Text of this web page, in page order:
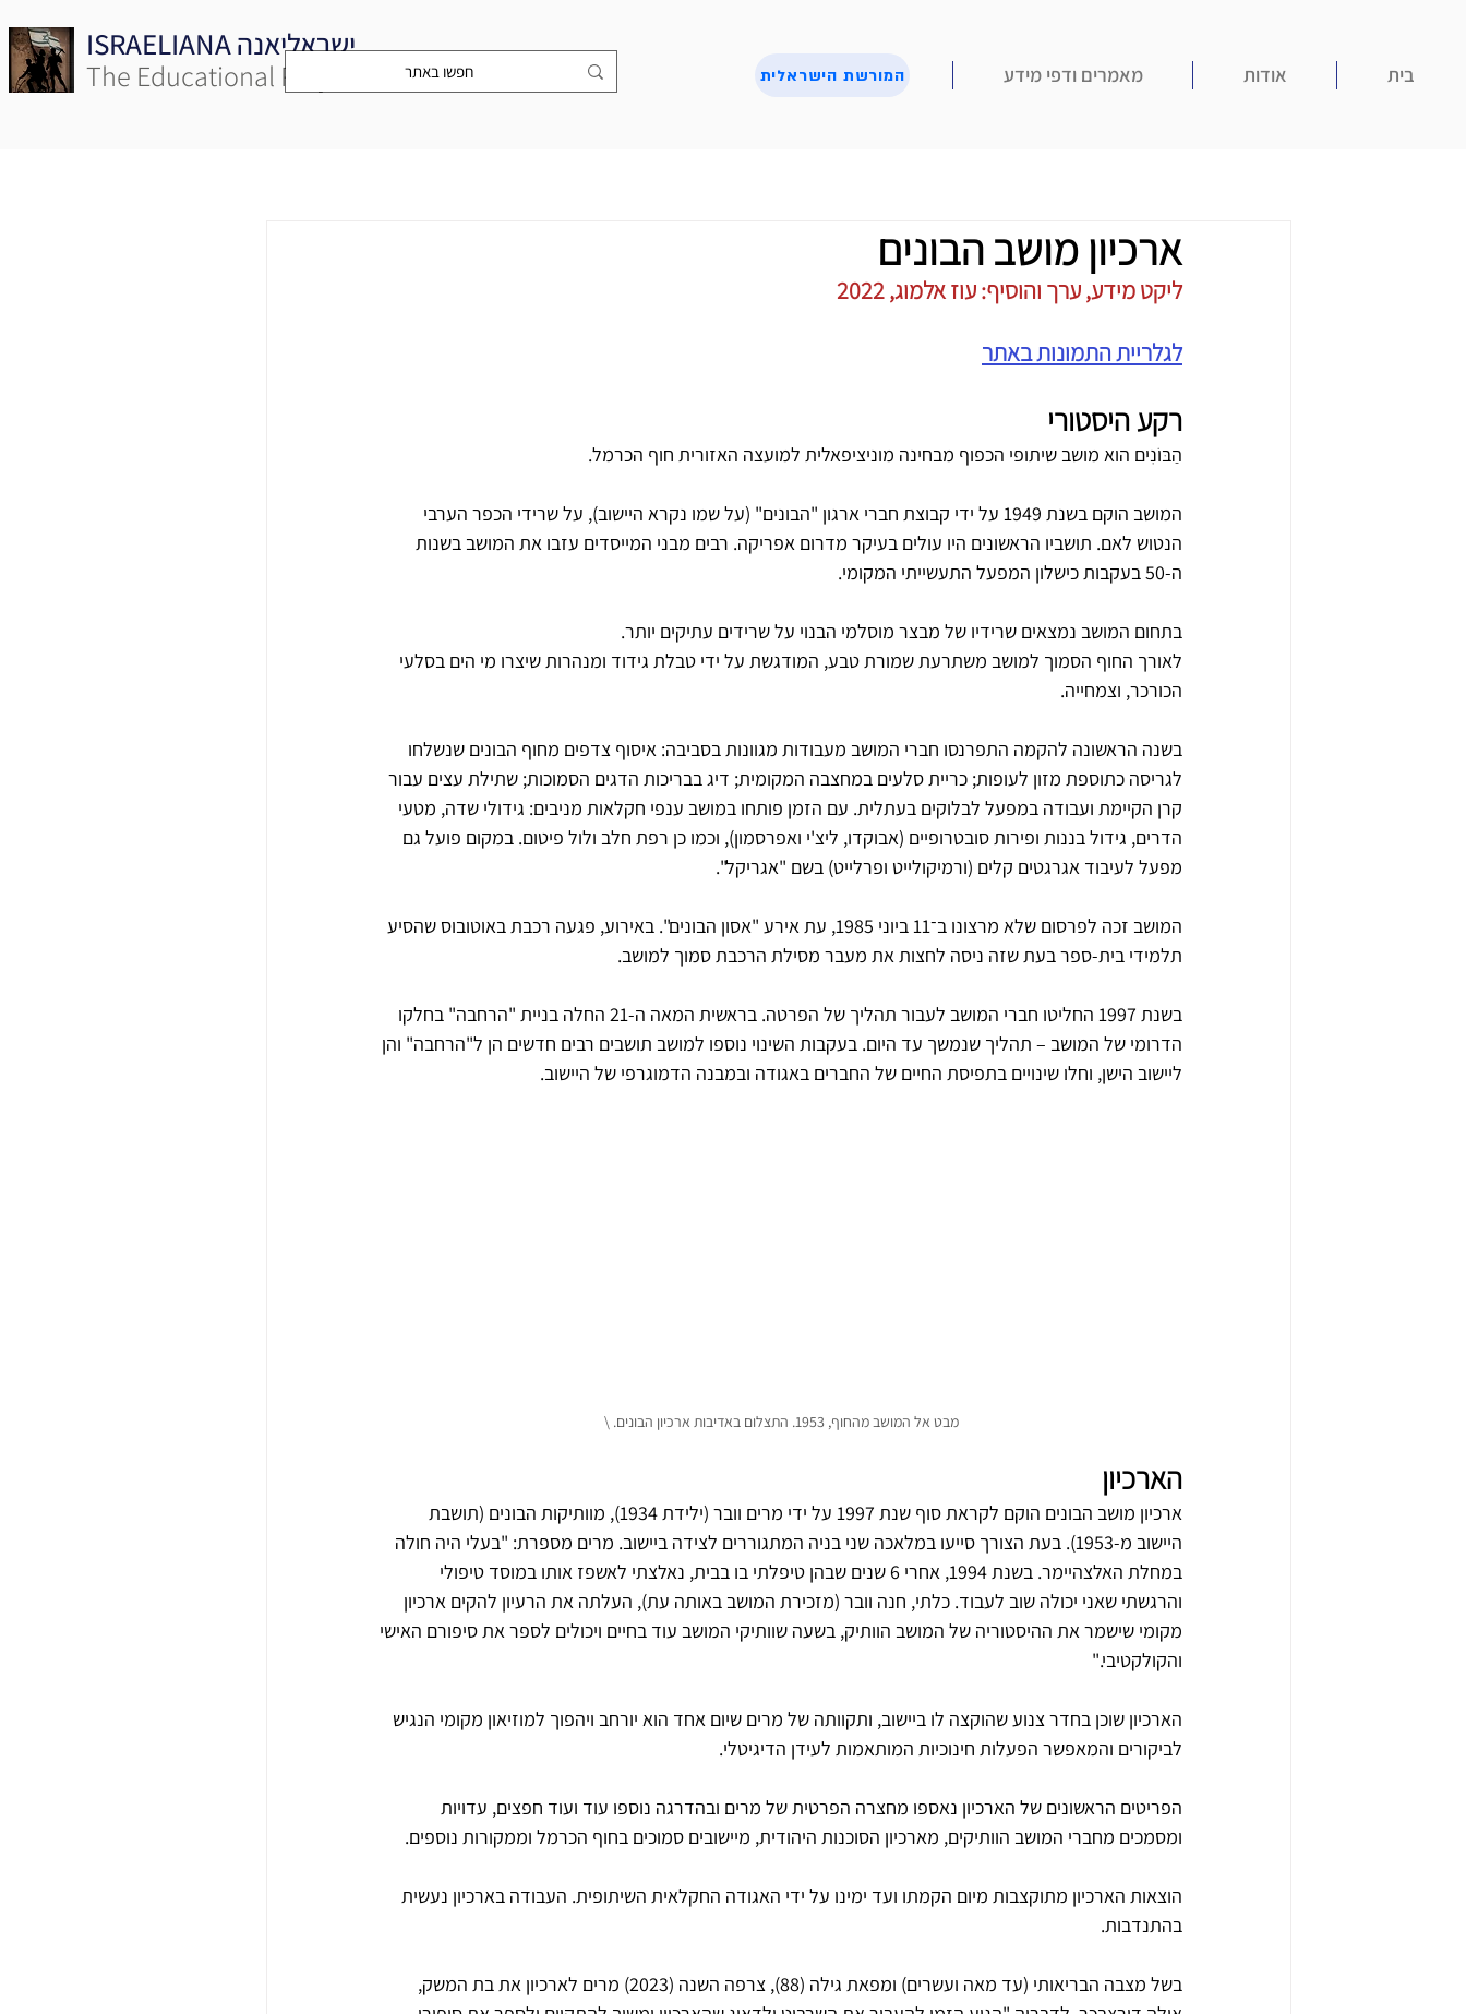
ISRAELIANA ישראליאנה
The Educational Project המורשת הישראלית בית אודות מאמרים ודפי מידע
ארכיון מושב הבונים
ליקט מידע, ערך והוסיף: עוז אלמוג, 2022
לגלריית התמונות באתר
רקע היסטורי
הַבּוֹנִים הוא מושב שיתופי הכפוף מבחינה מוניציפאלית למועצה האזורית חוף הכרמל.
המושב הוקם בשנת 1949 על ידי קבוצת חברי ארגון "הבונים" (על שמו נקרא היישוב), על שרידי הכפר הערבי
הנטוש לאם. תושביו הראשונים היו עולים בעיקר מדרום אפריקה. רבים מבני המייסדים עזבו את המושב בשנות
ה-50 בעקבות כישלון המפעל התעשייתי המקומי.
בתחום המושב נמצאים שרידיו של מבצר מוסלמי הבנוי על שרידים עתיקים יותר.
לאורך החוף הסמוך למושב משתרעת שמורת טבע, המודגשת על ידי טבלת גידוד ומנהרות שיצרו מי הים בסלעי
הכורכר, וצמחייה.
בשנה הראשונה להקמה התפרנסו חברי המושב מעבודות מגוונות בסביבה: איסוף צדפים מחוף הבונים שנשלחו
לגריסה כתוספת מזון לעופות; כריית סלעים במחצבה המקומית; דיג בבריכות הדגים הסמוכות; שתילת עצים עבור
קרן הקיימת ועבודה במפעל לבלוקים בעתלית. עם הזמן פותחו במושב ענפי חקלאות מניבים: גידולי שדה, מטעי
הדרים, גידול בננות ופירות סובטרופיים (אבוקדו, ליצ'י ואפרסמון), וכמו כן רפת חלב ולול פיטום. במקום פועל גם
מפעל לעיבוד אגרגטים קלים (ורמיקולייט ופרלייט) בשם "אגריקל".
המושב זכה לפרסום שלא מרצונו ב־11 ביוני 1985, עת אירע "אסון הבונים". באירוע, פגעה רכבת באוטובוס שהסיע
תלמידי בית-ספר בעת שזה ניסה לחצות את מעבר מסילת הרכבת סמוך למושב.
בשנת 1997 החליטו חברי המושב לעבור תהליך של הפרטה. בראשית המאה ה-21 החלה בניית "הרחבה" בחלקו
הדרומי של המושב – תהליך שנמשך עד היום. בעקבות השינוי נוספו למושב תושבים רבים חדשים הן ל"הרחבה" והן
ליישוב הישן, וחלו שינויים בתפיסת החיים של החברים באגודה ובמבנה הדמוגרפי של היישוב.
מבט אל המושב מהחוף, 1953. התצלום באדיבות ארכיון הבונים. \
הארכיון
ארכיון מושב הבונים הוקם לקראת סוף שנת 1997 על ידי מרים וובר (ילידת 1934), מוותיקות הבונים (תושבת
היישוב מ-1953). בעת הצורך סייעו במלאכה שני בניה המתגוררים לצידה ביישוב. מרים מספרת: "בעלי היה חולה
במחלת האלצהיימר. בשנת 1994, אחרי 6 שנים שבהן טיפלתי בו בבית, נאלצתי לאשפז אותו במוסד טיפולי
והרגשתי שאני יכולה שוב לעבוד. כלתי, חנה וובר (מזכירת המושב באותה עת), העלתה את הרעיון להקים ארכיון
מקומי שישמר את ההיסטוריה של המושב הוותיק, בשעה שוותיקי המושב עוד בחיים ויכולים לספר את סיפורם האישי
והקולקטיבי."
הארכיון שוכן בחדר צנוע שהוקצה לו ביישוב, ותקוותה של מרים שיום אחד הוא יורחב ויהפוך למוזיאון מקומי הנגיש
לביקורים והמאפשר הפעלות חינוכיות המותאמות לעידן הדיגיטלי.
הפריטים הראשונים של הארכיון נאספו מחצרה הפרטית של מרים ובהדרגה נוספו עוד ועוד חפצים, עדויות
ומסמכים מחברי המושב הוותיקים, מארכיון הסוכנות היהודית, מיישובים סמוכים בחוף הכרמל וממקורות נוספים.
הוצאות הארכיון מתוקצבות מיום הקמתו ועד ימינו על ידי האגודה החקלאית השיתופית. העבודה בארכיון נעשית
בהתנדבות.
בשל מצבה הבריאותי (עד מאה ועשרים) ומפאת גילה (88), צרפה השנה (2023) מרים לארכיון את בת המשק,